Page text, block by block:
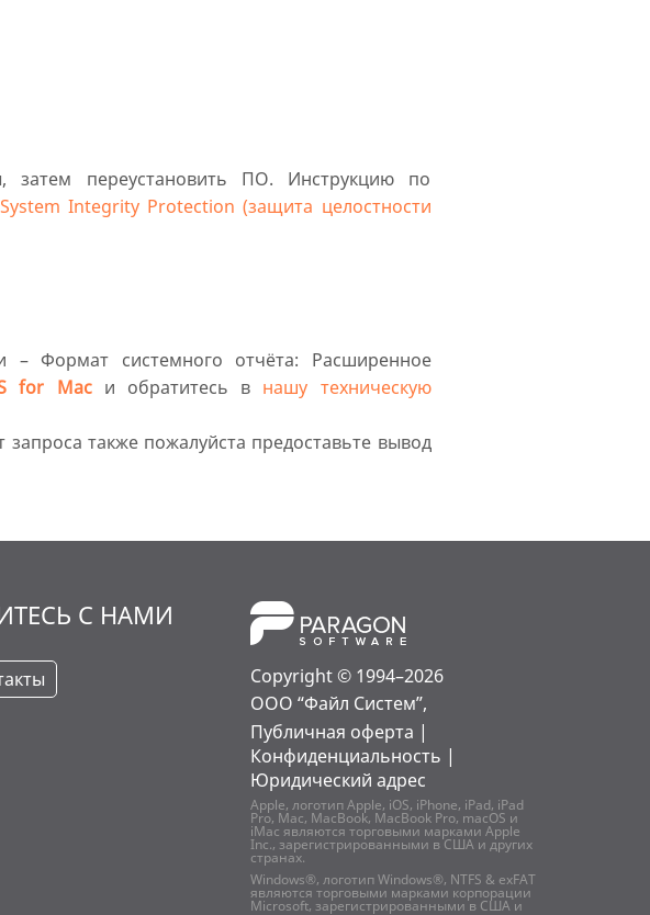
затем переустановить ПО. Инструкцию по
Integrity Protection (защита целостности
– Формат системного отчёта: Расширенное
for Macи обратитесь в нашу техническую
запроса также пожалуйста предоставьте вывод
С НАМИ
Copyright © 1994–2026
ООО “Файл Систем”,
Публичная оферта |
Конфиденциальность |
Юридический адрес
Apple, логотип Apple, iOS, iPhone, iPad, iPad
Pro, Mac, MacBook, MacBook Pro, macOS и
iMac являются торговыми марками Apple
Inc., зарегистрированными в США и других
странах.
Windows®, логотип Windows®, NTFS & exFAT
являются торговыми марками корпорации
Microsoft, зарегистрированными в США и